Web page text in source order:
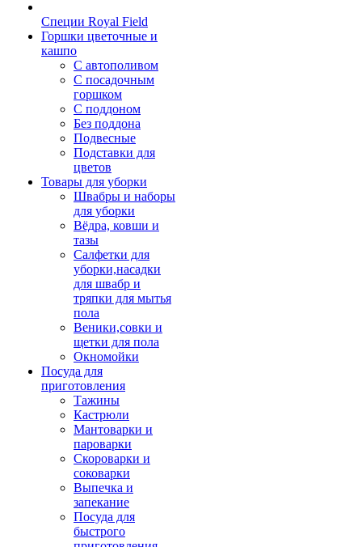
Специи Royal Field
Горшки цветочные и
кашпо
С автополивом
С посадочным
горшком
С поддоном
Без поддона
Подвесные
Подставки для
цветов
Товары для уборки
Швабры и наборы
для уборки
Вёдра, ковши и
тазы
Салфетки для
уборки,насадки
для швабр и
тряпки для мытья
пола
Веники,совки и
щетки для пола
Окномойки
Посуда для
приготовления
Тажины
Кастрюли
Мантоварки и
пароварки
Скороварки и
соковарки
Выпечка и
запекание
Посуда для
быстрого